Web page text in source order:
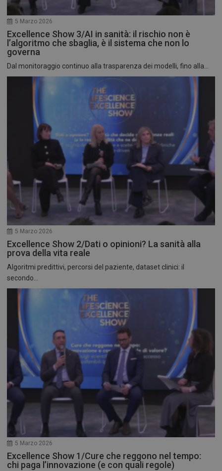
5 Marzo 2026
Excellence Show 3/AI in sanità: il rischio non è
l’algoritmo che sbaglia, è il sistema che non lo
governa
Dal monitoraggio continuo alla trasparenza dei modelli, fino alla...
5 Marzo 2026
Excellence Show 2/Dati o opinioni? La sanità alla
prova della vita reale
Algoritmi predittivi, percorsi del paziente, dataset clinici: il
secondo...
5 Marzo 2026
Excellence Show 1/Cure che reggono nel tempo:
chi paga l’innovazione (e con quali regole)